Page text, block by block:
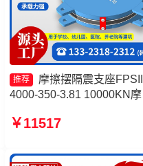
推荐
摩擦摆隔震支座
4000-350-3.81 10000KN
震支座生产厂家 摩擦摆隔
￥11517